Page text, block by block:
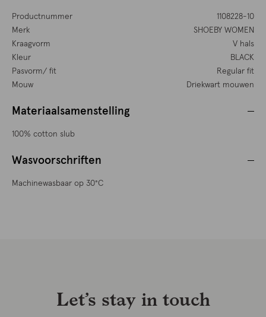
Productnummer
1108228-10
Merk
SHOEBY WOMEN
Kraagvorm
V hals
Kleur
BLACK
Pasvorm/ fit
Regular fit
Mouw
Driekwart mouwen
Materiaalsamenstelling
100% cotton slub
Wasvoorschriften
Machinewasbaar op 30°C
Let’s stay in touch